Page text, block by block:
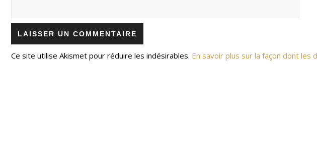
Ce site utilise Akismet pour réduire les indésirables. En savoir plus sur la façon dont